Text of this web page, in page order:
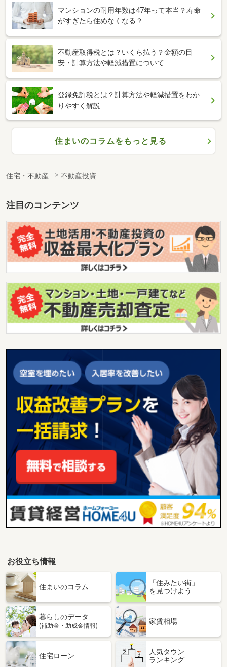
マンションの耐用年数は47年って本当？寿命
がすぎたら住めなくなる？
不動産取得税とは？いくら払う？金額の目
安・計算方法や軽減措置について
登録免許税とは？計算方法や軽減措置をわか
りやすく解説
住まいのコラムをもっと見る
住宅・不動産 不動産投資
注目のコンテンツ
お役立ち情報
住まいのコラム
「住みたい街」
を見つけよう
暮らしのデータ
(補助金・助成金情報)
家賃相場
住宅ローン
人気タウン
ランキング